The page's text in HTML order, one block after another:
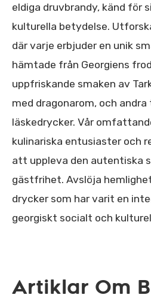
eldiga druvbrandy, känd för
kulturella betydelse.
där varje erbjuder en unik
hämtade från Georgiens
uppfriskande smaken av
med dragonarom, och
läskedrycker. Vår
kulinariska entusiaster och
att uppleva den autentiska
gästfrihet. Avslöja
drycker som har varit en
georgiskt socialt och
Artiklar Om